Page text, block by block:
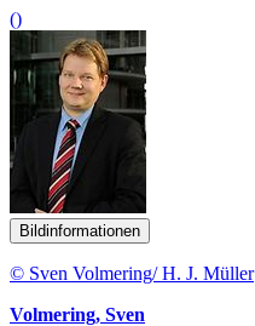
()
Bildinformationen
© Sven Volmering/ H. J. Müller
Volmering, Sven